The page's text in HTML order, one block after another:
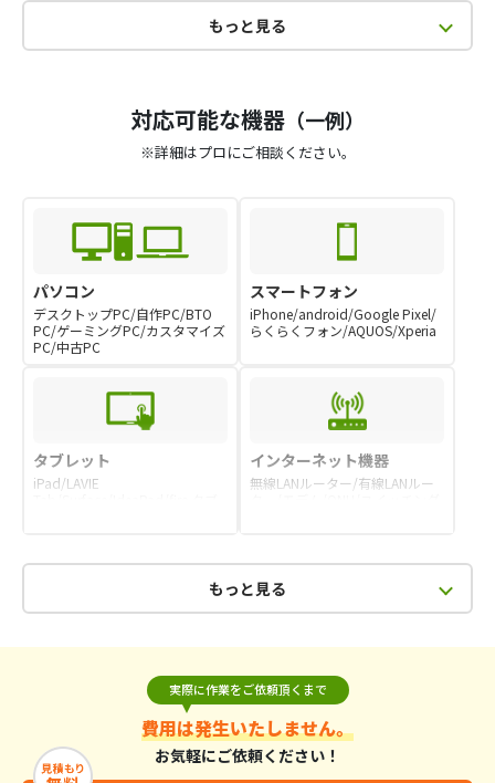
もっと見る
対応可能な機器 （一例）
※詳細はプロにご相談ください。
パソコン
デスクトップPC/自作PC/BTO
PC/ゲーミングPC/カスタマイズ
PC/中古PC
スマートフォン
iPhone/android/Google Pixel/
らくらくフォン/AQUOS/Xperia
タブレット
iPad/LAVIE
インターネット機器
無線LANルーター/有線LANルー
もっと見る
実際に作業をご依頼頂くまで
費用は発生いたしません。
お気軽にご依頼ください！